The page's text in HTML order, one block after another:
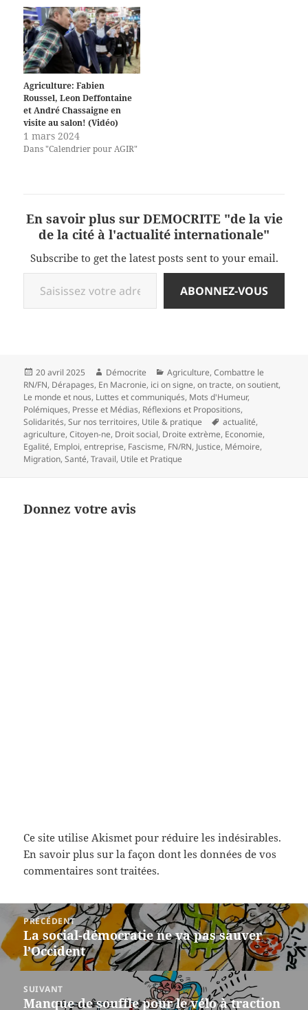
Agriculture: Fabien
Roussel, Leon Deffontaine
et André Chassaigne en
visite au salon! (Vidéo)
1 mars 2024
Dans "Calendrier pour AGIR"
En savoir plus sur DEMOCRITE "de la vie
de la cité à l'actualité internationale"
Subscribe to get the latest posts sent to your email.
Saisissez votre adresse e-mail…
ABONNEZ-VOUS
Publié
le
20 avril 2025 Auteur
Démocrite Catégories
Agriculture,Combattre le
RN/FN, Dérapages, En Macronie, ici on signe, on tracte, on soutient,
Le monde et nous, Luttes et communiqués, Mots d'Humeur,
Polémiques, Presse et Médias, Réflexions et Propositions,
Solidarités,Sur nos territoires, Utile & pratique
Mots-
clés
actualité,
agriculture,Citoyen-ne, Droit social, Droite extrème, Economie,
Egalité, Emploi,entreprise, Fascisme, FN/RN, Justice, Mémoire,
Migration,Santé,Travail, Utile et Pratique
Donnez votre avis
Ce site utilise Akismet pour réduire les indésirables.
En savoir plus sur la façon dont les données de vos
commentaires sont traitées.
Navigation
de
l’article
PRÉCÉDENT
Article
précédent :
La social-démocratie ne va pas sauver
l’Occident
SUIVANT
Article
Manque de souffle pour le vélo à traction